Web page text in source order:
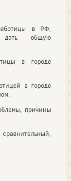
в РФ,
дать общую
в городе
в городе
причины